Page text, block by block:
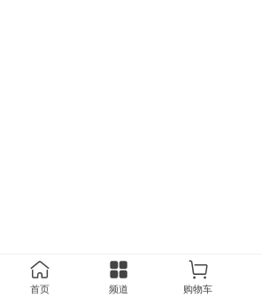
首页 频道 购物车